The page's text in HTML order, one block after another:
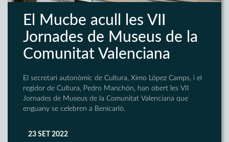
El Mucbe acull les VII
Jornades de Museus de la
Comunitat Valenciana
El secretari autonòmic de Cultura, Ximo López Camps, i el
regidor de Cultura, Pedro Manchón, han obert les VII
Jornades de Museus de la Comunitat Valenciana que
enguany se celebren a Benicarló.
23 SET 2022